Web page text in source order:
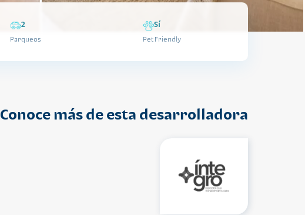
2
Parqueos
Sí
Pet Friendly
Conoce más de esta desarrolladora